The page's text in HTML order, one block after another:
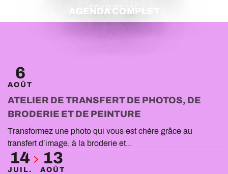
TOURISME
AGENDA COMPLET
6
AOÛT
ATELIER DE TRANSFERT DE PHOTOS, DE
BRODERIE ET DE PEINTURE
Transformez une photo qui vous est chère grâce au
transfert d’image, à la broderie et...
14
JUIL.
13
AOÛT